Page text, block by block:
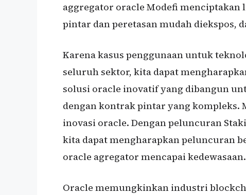
aggregator oracle Modefi
pintar dan peretasan mudah diekspos,
Karena kasus penggunaan untuk
seluruh sektor, kita dapat
solusi oracle inovatif yang dibangun
dengan kontrak pintar yang kompleks.
inovasi oracle. Dengan peluncuran
kita dapat mengharapkan peluncuran
oracle agregator mencapai kedewasaan.
Oracle memungkinkan industri